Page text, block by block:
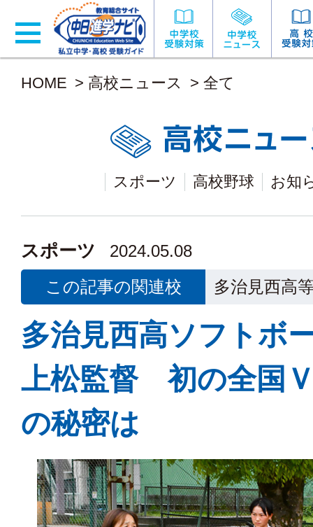
HOME > 高校ニュース > 全て
スポーツ 高校野球 お知
スポーツ
2024.05.08
この記事の関連校
多治見西高
多治見西高ソフトボ
上松監督 初の全国
の秘密は